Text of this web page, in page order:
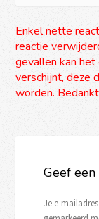
Enkel nette
reactie
gevallen kan
verschijnt, deze
worden.
Geef
Je e-